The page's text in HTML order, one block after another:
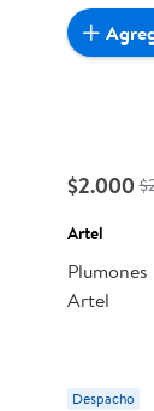
$2.000
Artel
Plumones
Artel
Despacho